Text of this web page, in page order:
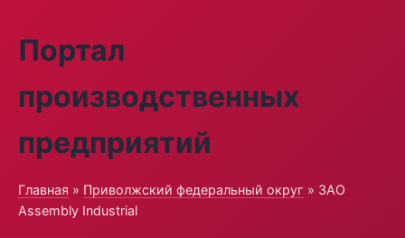
Портал
производственных
предприятий
Главная » Приволжский федеральный округ » ЗАО
Assembly Industrial